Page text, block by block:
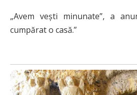
„Avem vești minunate”, a
cumpărat o casă.”